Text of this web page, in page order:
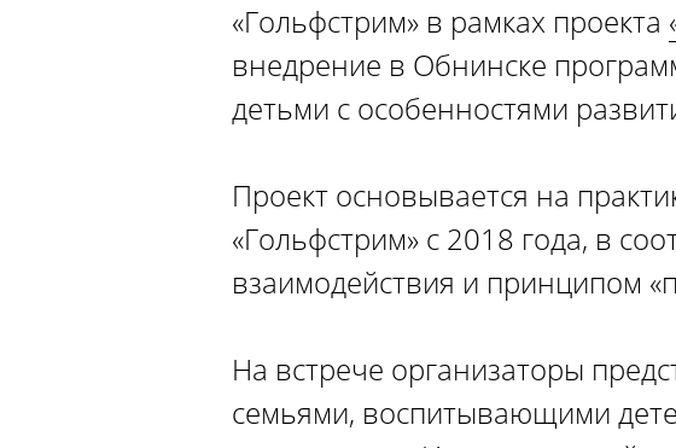
«Гольфстрим» в рамках проекта
внедрение в Обнинске
детьми с особенностями
Проект основывается на
«Гольфстрим» с 2018 года, в
взаимодействия и принципом
На встрече организаторы
семьями, воспитывающими